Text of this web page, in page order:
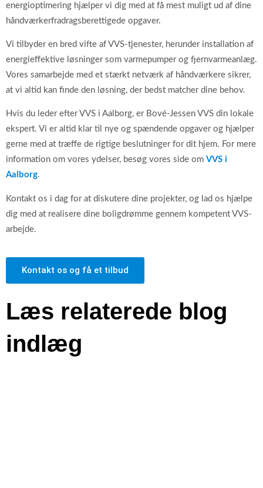
energioptimering hjælper vi dig med at få mest muligt ud af dine
håndværkerfradragsberettigede opgaver.
Vi tilbyder en bred vifte af VVS-tjenester, herunder installation af
energieffektive løsninger som varmepumper og fjernvarmeanlæg.
Vores samarbejde med et stærkt netværk af håndværkere sikrer,
at vi altid kan finde den løsning, der bedst matcher dine behov.
Hvis du leder efter VVS i Aalborg, er Bové-Jessen VVS din lokale
ekspert. Vi er altid klar til nye og spændende opgaver og hjælper
gerne med at træffe de rigtige beslutninger for dit hjem. For mere
information om vores ydelser, besøg vores side om VVS i
Aalborg.
Kontakt os i dag for at diskutere dine projekter, og lad os hjælpe
dig med at realisere dine boligdrømme gennem kompetent VVS-
arbejde.
Kontakt os og få et tilbud
Læs relaterede blog
indlæg